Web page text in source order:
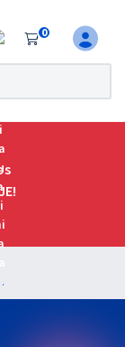
0
Área: Contabilidade (Pré-Edital)